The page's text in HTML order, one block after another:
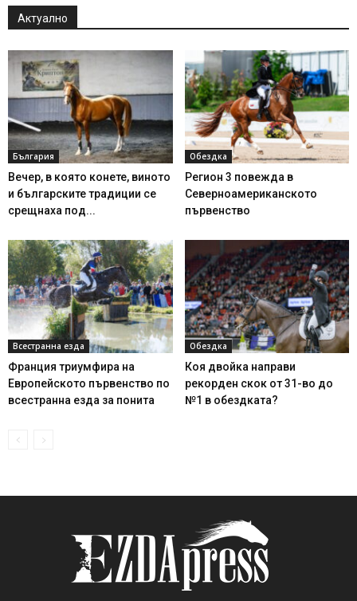
Актуално
България
Вечер, в която конете, виното
и българските традиции се
срещнаха под...
Обездка
Регион 3 повежда в
Северноамериканското
първенство
Всестранна езда
Франция триумфира на
Европейското първенство по
всестранна езда за понита
Обездка
Коя двойка направи
рекорден скок от 31-во до
№1 в обездката?